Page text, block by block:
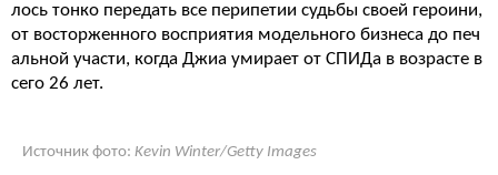
лось тонко передать все перипетии судьбы своей героини,
от восторженного восприятия модельного бизнеса до печ
альной участи, когда Джиа умирает от СПИДа в возрасте в
сего 26 лет.
Источник фото: Kevin Winter/Getty Images